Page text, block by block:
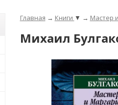
Главная → Книги ▼ → Мастер
Михаил